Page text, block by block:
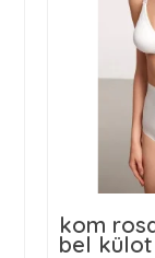
kom
bel külot